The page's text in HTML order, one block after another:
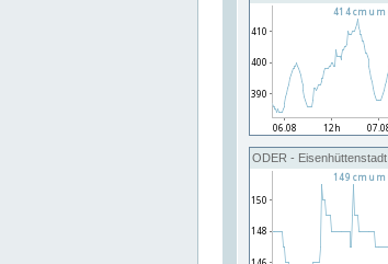
ODER - Eisenhüttenstadt